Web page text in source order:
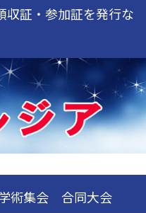
収証・参加証を発行な
術集会 合同大会